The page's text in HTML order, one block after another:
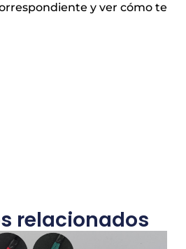
y ver cómo te
relacionados